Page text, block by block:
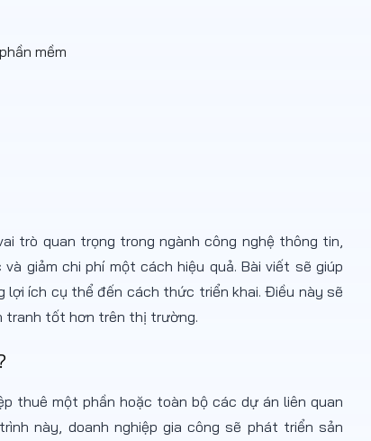
trò quan trọng trong ngành công nghệ thông tin,
giảm chi phí một cách hiệu quả. Bài viết sẽ giúp
lợi ích cụ thể đến cách thức triển khai. Điều này sẽ
tranh tốt hơn trên thị trường.
thuê một phần hoặc toàn bộ các dự án liên quan
này, doanh nghiệp gia công sẽ phát triển sản